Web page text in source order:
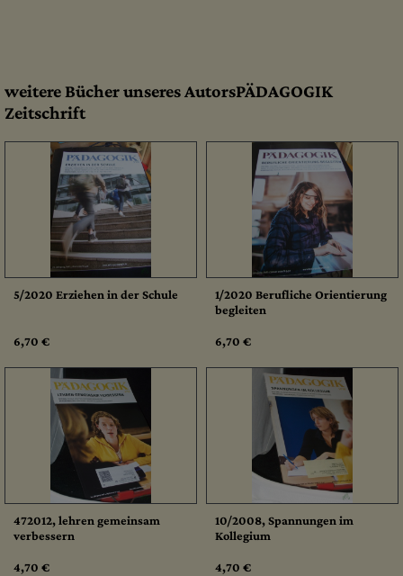
weitere Bücher unseres AutorsPÄDAGOGIK
Zeitschrift
5/2020 Erziehen in der Schule
6,70 €
1/2020 Berufliche Orientierung
begleiten
6,70 €
472012, lehren gemeinsam
verbessern
4,70 €
10/2008, Spannungen im
Kollegium
4,70 €